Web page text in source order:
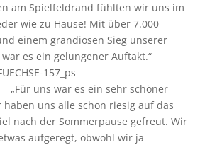
am Spielfeldrand fühlten wir uns im
wie zu Hause! Mit über 7.000
einem grandiosen Sieg unserer
war es ein gelungener Auftakt.“
„Für uns war es ein sehr schöner
haben uns alle schon riesig auf das
nach der Sommerpause gefreut. Wir
aufgeregt, obwohl wir ja